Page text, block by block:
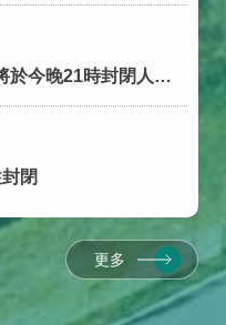
於今晚21時封閉人行
閉
更多